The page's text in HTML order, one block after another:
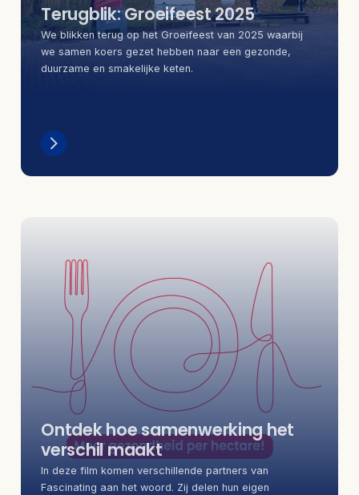
Terugblik: Groeifeest 2025
We blikken terug op het Groeifeest van 2025 waarbij
we samen koers gezet hebben naar een gezonde,
duurzame en smakelijke keten.
Ontdek hoe samenwerking het
verschil maakt
In deze film komen verschillende partners van
Fascinating aan het woord. Zij delen hun eigen